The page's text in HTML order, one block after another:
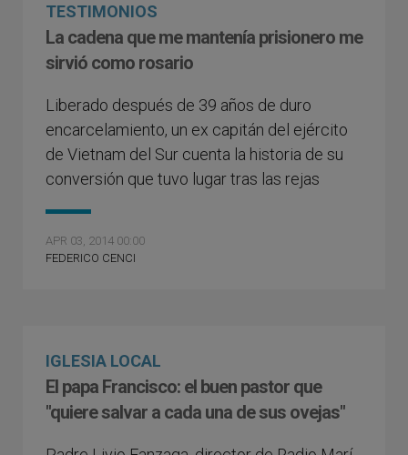
TESTIMONIOS
La cadena que me mantenía prisionero me
sirvió como rosario
Liberado después de 39 años de duro
encarcelamiento, un ex capitán del ejército
de Vietnam del Sur cuenta la historia de su
conversión que tuvo lugar tras las rejas
APR 03, 2014 00:00
FEDERICO CENCI
IGLESIA LOCAL
El papa Francisco: el buen pastor que
"quiere salvar a cada una de sus ovejas"